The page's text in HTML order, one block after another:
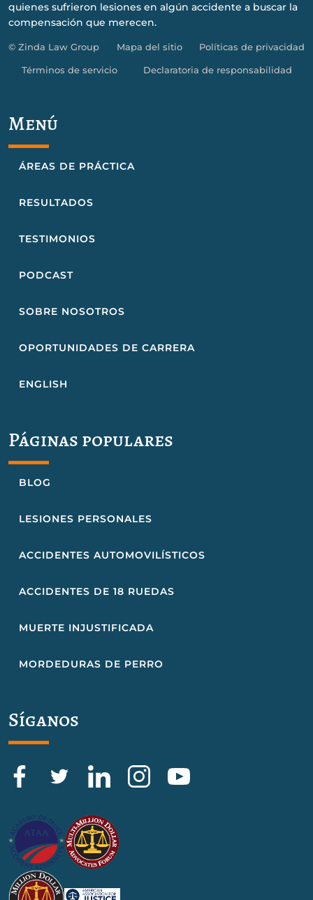
quienes sufrieron lesiones en algún accidente a buscar la
compensación que merecen.
© Zinda Law Group Mapa del sitio Políticas de privacidad
Términos de servicio Declaratoria de responsabilidad
Menú
ÁREAS DE PRÁCTICA
RESULTADOS
TESTIMONIOS
PODCAST
SOBRE NOSOTROS
OPORTUNIDADES DE CARRERA
ENGLISH
Páginas populares
BLOG
LESIONES PERSONALES
ACCIDENTES AUTOMOVILÍSTICOS
ACCIDENTES DE 18 RUEDAS
MUERTE INJUSTIFICADA
MORDEDURAS DE PERRO
Síganos